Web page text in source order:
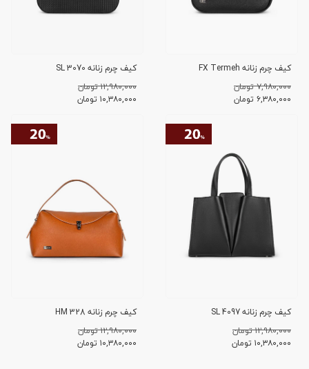
کیف چرم زنانه FX Termeh
۷,۹۸۰,۰۰۰ تومان
۶,۳۸۰,۰۰۰ تومان
کیف چرم زنانه SL 3070
۱۲,۹۸۰,۰۰۰ تومان
۱۰,۳۸۰,۰۰۰ تومان
کیف چرم زنانه SL 4097
۱۲,۹۸۰,۰۰۰ تومان
۱۰,۳۸۰,۰۰۰ تومان
کیف چرم زنانه HM 328
۱۲,۹۸۰,۰۰۰ تومان
۱۰,۳۸۰,۰۰۰ تومان